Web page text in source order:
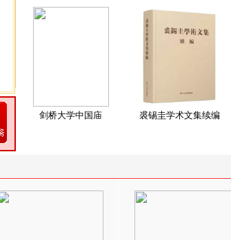
剑桥大学中国庙 裘锡圭学术文集续编